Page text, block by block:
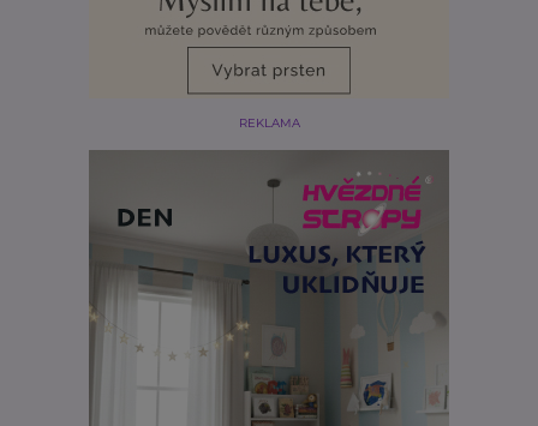
REKLAMA